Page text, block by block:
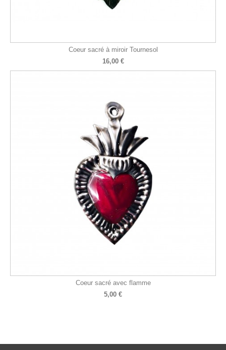
Coeur sacré à miroir Tournesol
16,00 €
Coeur sacré avec flamme
5,00 €